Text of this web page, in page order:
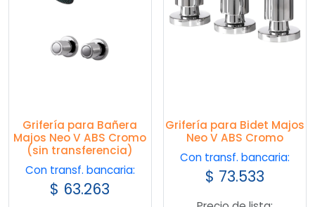
Grifería para Bañera
Majos Neo V ABS Cromo
(sin transferencia)
Con transf. bancaria:
$ 63.263
Grifería para Bidet Majos
Neo V ABS Cromo
Con transf. bancaria:
$ 73.533